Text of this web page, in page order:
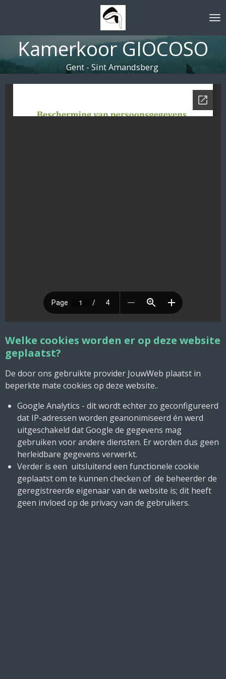
naar
hoofdinhoud
Kamerkoor GIOCOSO
Gent - Sint Amandsberg
Welke cookies worden er op deze website
geplaatst?
De door ons gebruikte provider JouwWeb plaatst in
beperkte mate cookies op deze website..
Google Analytics - dit wordt echter zo geconfigureerd
dat IP-adressen worden geanonimiseerd én werd
uitgeschakeld dat Google de gegevens mag
gebruiken voor andere diensten. Er worden dus geen
herleidbare gegevens verwerkt.
Verder is een uitsluitend een functionele cookie
geplaatst om te kunnen checken of de beheerder de
geregistreerde eigenaar van de website is; dit heeft
geen invloed op de privacy van de gebruikers.